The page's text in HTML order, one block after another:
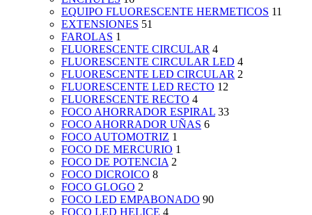
EQUIPO FLUORESCENTE HERMETICOS 11
EXTENSIONES 51
FAROLAS 1
FLUORESCENTE CIRCULAR 4
FLUORESCENTE CIRCULAR LED 4
FLUORESCENTE LED CIRCULAR 2
FLUORESCENTE LED RECTO 12
FLUORESCENTE RECTO 4
FOCO AHORRADOR ESPIRAL 33
FOCO AHORRADOR UÑAS 6
FOCO AUTOMOTRIZ 1
FOCO DE MERCURIO 1
FOCO DE POTENCIA 2
FOCO DICROICO 8
FOCO GLOGO 2
FOCO LED EMPABONADO 90
FOCO LED HELICE 4